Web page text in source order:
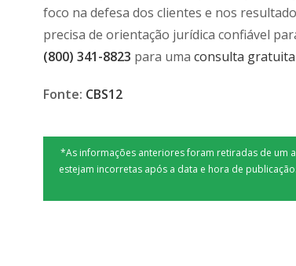
foco na defesa dos clientes e nos
precisa de orientação jurídica confiável
(800) 341-8823 para uma consulta gratuita
Fonte: CBS12
*As informações anteriores foram retiradas de um
estejam incorretas após a data e hora de